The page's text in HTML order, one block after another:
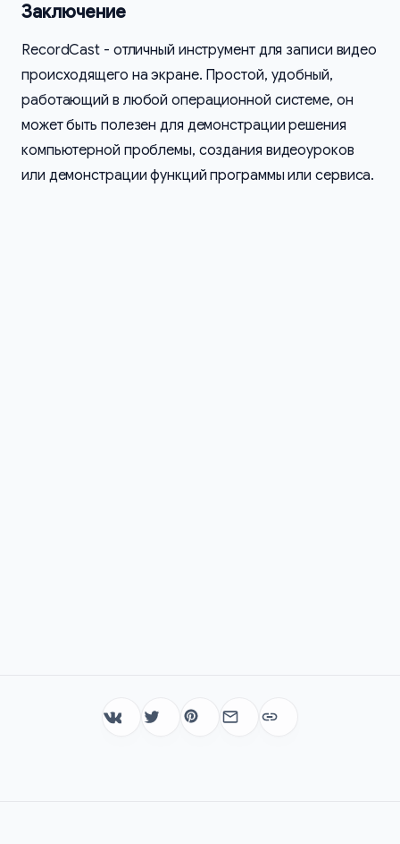
Заключение
RecordCast - отличный инструмент для записи видео
происходящего на экране. Простой, удобный,
работающий в любой операционной системе, он
может быть полезен для демонстрации решения
компьютерной проблемы, создания видеоуроков
или демонстрации функций программы или сервиса.